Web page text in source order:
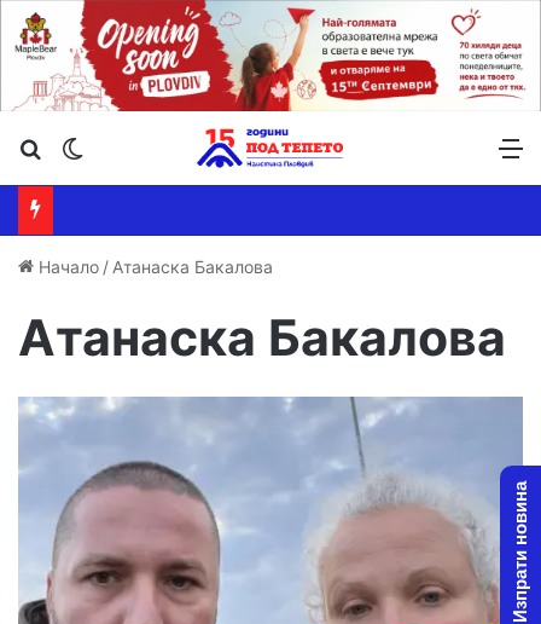
Търсене ...
Начало / Атанаска Бакалова
Атанаска Бакалова
Изпрати новина